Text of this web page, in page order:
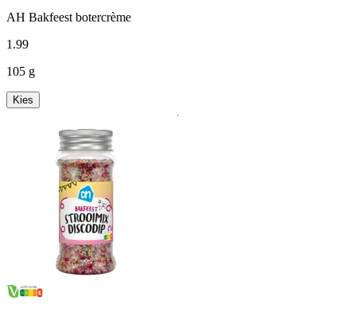
AH Bakfeest botercrème
1 .99
105 g
Kies